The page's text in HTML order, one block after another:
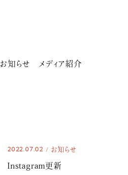
お知らせ メディア紹介
2022.07.02 お知らせ
Instagram更新